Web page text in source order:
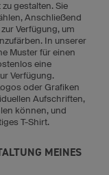
gestalten. Sie
Anschließend
Verfügung, um
In unserer
Muster für einen
eine
Verfügung.
oder Grafiken
Aufschriften,
können, und
T-Shirt.
MEINES